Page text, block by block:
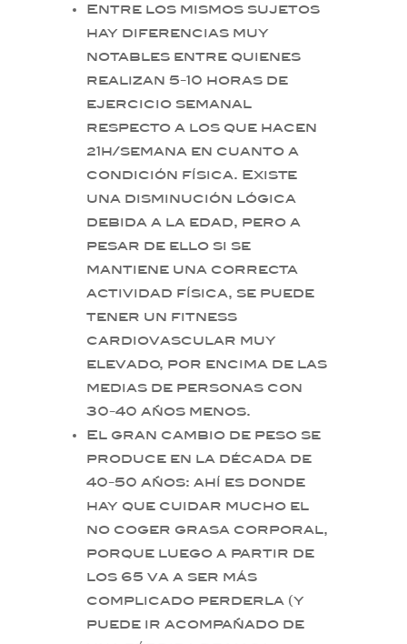
Entre los mismos sujetos
hay diferencias muy
notables entre quienes
realizan 5-10 horas de
ejercicio semanal
respecto a los que hacen
<1h/semana en cuanto a
condición física. Existe
una disminución lógica
debida a la edad, pero a
pesar de ello si se
mantiene una correcta
actividad física, se puede
tener un fitness
cardiovascular muy
elevado, por encima de las
medias de personas con
30-40 años menos.
El gran cambio de peso se
produce en la década de
40-50 años: ahí es donde
hay que cuidar mucho el
no coger grasa corporal,
porque luego a partir de
los 65 va a ser más
complicado perderla (y
puede ir acompañado de